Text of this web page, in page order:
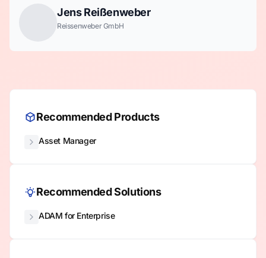
Jens Reißenweber
Reissenweber GmbH
Recommended Products
Asset Manager
Recommended Solutions
ADAM for Enterprise